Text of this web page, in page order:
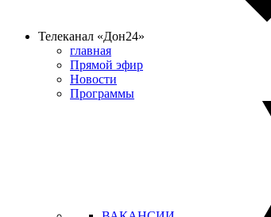
Телеканал «Дон24»
главная
Прямой эфир
Новости
Программы